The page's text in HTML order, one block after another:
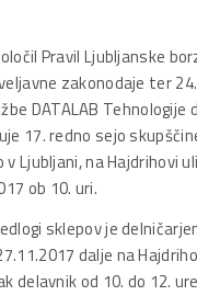
Pravil Ljubljanske
zakonodaje ter
DATALAB Tehnologije
17. redno sejo
v Ljubljani, na Hajdrihovi
ob 10. uri.
sklepov je
dalje na
delavnik od 10. do 12.